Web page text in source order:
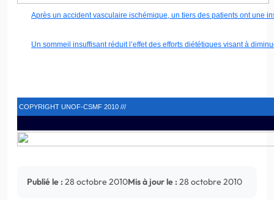
Après un accident vasculaire ischémique, un tiers des patients ont une
Un sommeil insuffisant réduit l’effet des efforts diététiques visant à
COPYRIGHT UNOF-CSMF 2010 ///
Publié le : 28 octobre 2010Mis à jour le : 28 octobre 2010